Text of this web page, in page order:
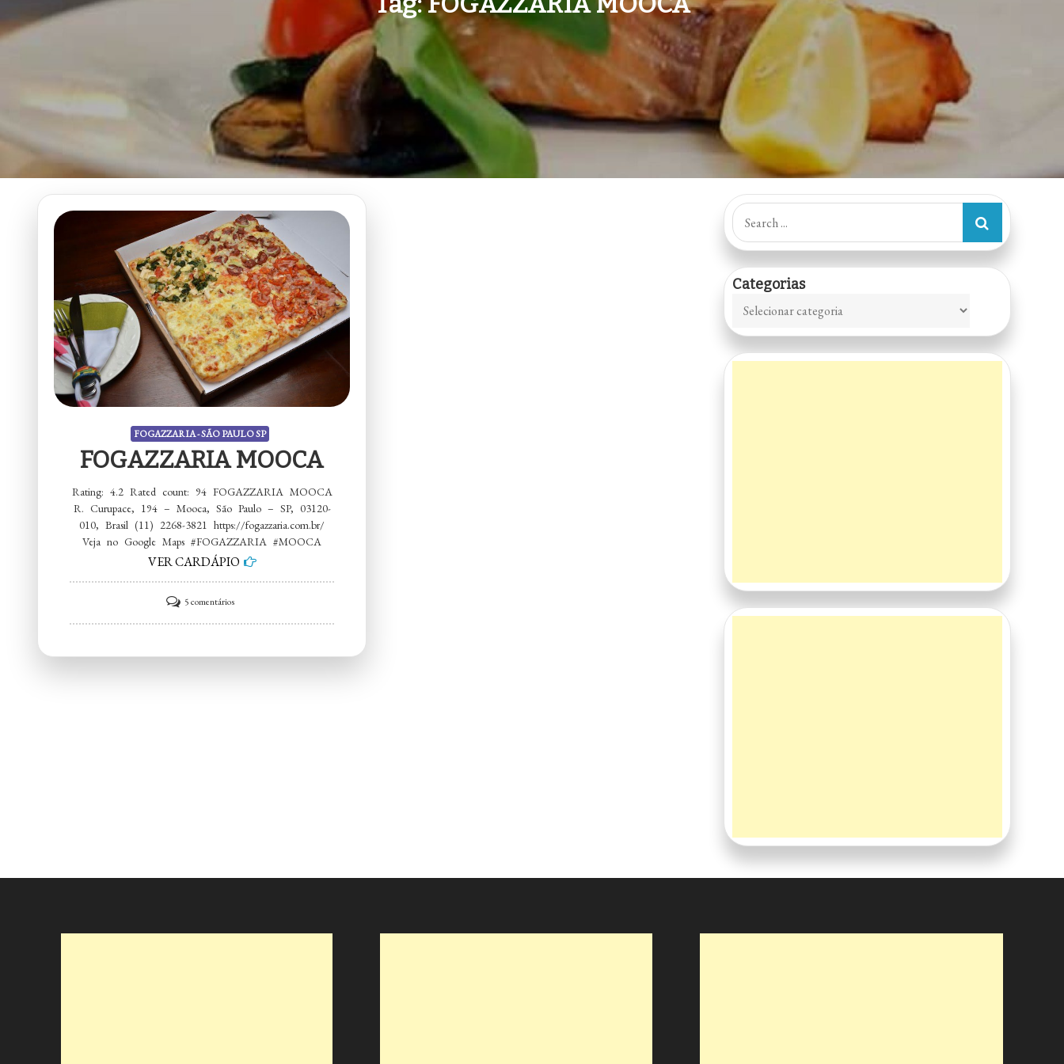
FOGAZZARIA - SÃO PAULO SP
FOGAZZARIA MOOCA
Rating: 4.2 Rated count: 94 FOGAZZARIA MOOCA
R. Curupace, 194 – Mooca, São Paulo – SP, 03120-
010, Brasil (11) 2268-3821 https://fogazzaria.com.br/
Veja no Google Maps #FOGAZZARIA #MOOCA
VER CARDÁPIO
5 comentáriosem
FOGAZZARIA
Search
for:
Categorias
Categorias